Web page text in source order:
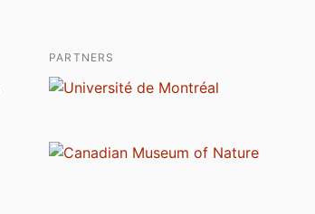
PARTNERS